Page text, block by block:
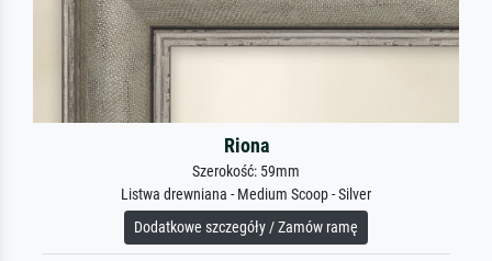
Riona
Szerokość: 59mm
Listwa drewniana - Medium Scoop - Silver
Dodatkowe szczegóły / Zamów ramę